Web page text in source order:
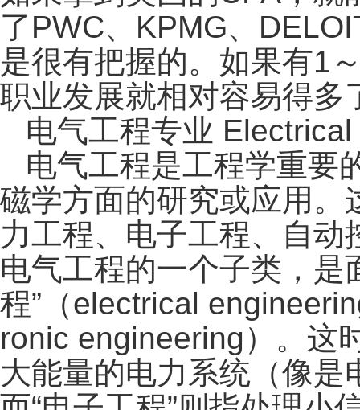
了PWC、KPMG、
是很有把握的。如果有1
职业发展就相对容易得多
电气工程专业
电气工程是工程学重要
磁学方面的研究或应用。
力工程、电子工程、自
电气工程的一个子类，是
程”（electrical
ronic engineering）。这
大能量的电力系统（像